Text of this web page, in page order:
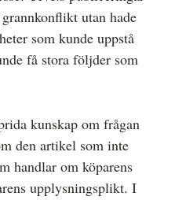
utan hade
som kunde uppstå
få stora följder som
kunskap om frågan
den artikel som inte
handlar om köparens
upplysningsplikt. I